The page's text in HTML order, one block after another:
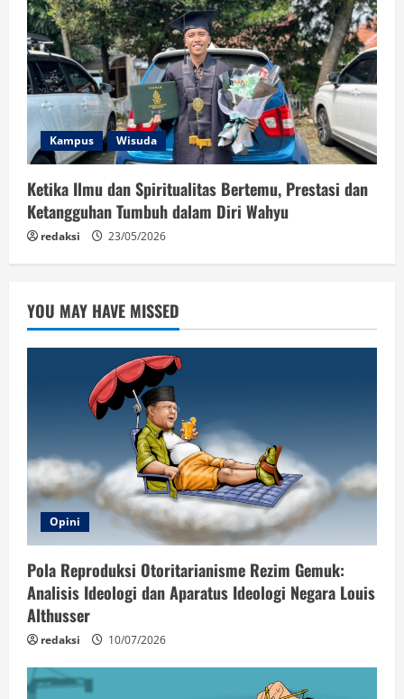
Kampus Wisuda
Ketika Ilmu dan Spiritualitas Bertemu, Prestasi dan
Ketangguhan Tumbuh dalam Diri Wahyu
redaksi 23/05/2026
YOU MAY HAVE MISSED
Opini
Pola Reproduksi Otoritarianisme Rezim Gemuk:
Analisis Ideologi dan Aparatus Ideologi Negara Louis
Althusser
redaksi 10/07/2026